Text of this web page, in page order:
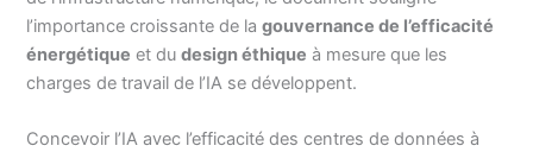
l’importance croissante de lagouvernance de l’efficacité
énergétique et dudesign éthique à mesure que les
charges de travail de l’IA se développent.
Concevoir l’IA avec l’efficacité des centres de données à